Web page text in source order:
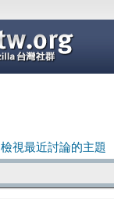
檢視最近討論的主題